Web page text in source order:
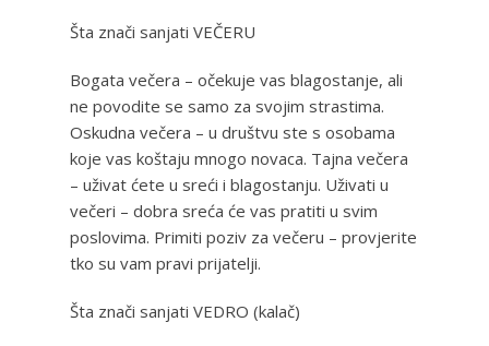
Šta znači sanjati VEČERU
Bogata večera – očekuje vas blagostanje, ali
ne povodite se samo za svojim strastima.
Oskudna večera – u društvu ste s osobama
koje vas koštaju mnogo novaca. Tajna večera
– uživat ćete u sreći i blagostanju. Uživati u
večeri – dobra sreća će vas pratiti u svim
poslovima. Primiti poziv za večeru – provjerite
tko su vam pravi prijatelji.
Šta znači sanjati VEDRO (kalač)